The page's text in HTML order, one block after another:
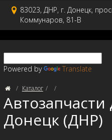
83023, ДНР, г. Донецк,
Коммунаров, 81-В
Powered by Translate
Каталог
Автозапчасти
Донецк (ДНР)